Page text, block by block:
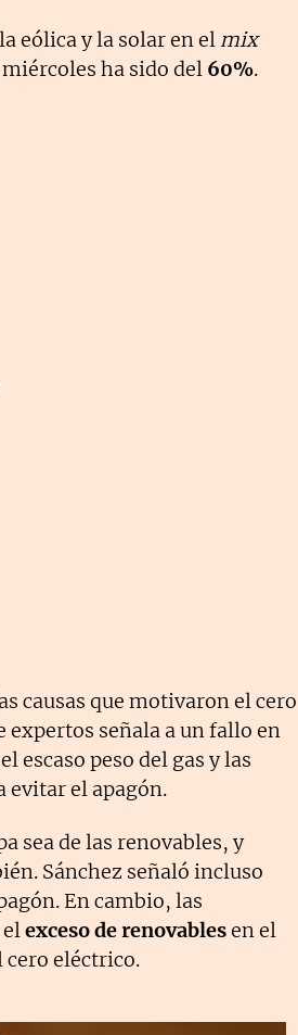
eólica y la solar en el mix
ha sido del 60%.
causas que motivaron el cero
señala a un fallo en
escaso peso del gas y las
evitar el apagón.
sea de las renovables, y
Sánchez señaló incluso
En cambio, las
exceso de renovablesen el
cero eléctrico.